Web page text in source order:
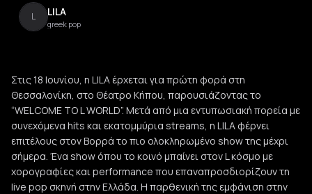
L LILA
greek pop
Στις 18 Ιουνίου, η LILA έρχεται για πρώτη φορά στη
Θεσσαλονίκη, στο Θέατρο Κήπου, παρουσιάζοντας το
“WELCOME TO L WORLD”. Μετά από μια εντυπωσιακή πορεία με
συνεχόμενα hits και εκατομμύρια streams, η LILA φέρνει
επιτέλους στον Βορρά το πιο ολοκληρωμένο show της μέχρι
σήμερα. Ένα show όπου το κοινό μπαίνει στον L κόσμο με
χορογραφίες και performance που επαναπροσδιορίζουν τη
live pop σκηνή στην Ελλάδα. Η παρθενική της εμφάνιση στην